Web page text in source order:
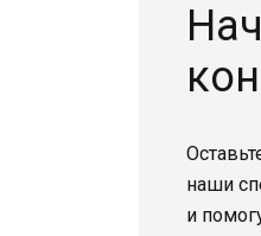
наши
и